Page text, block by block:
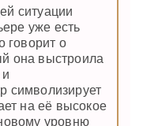
ситуации
уже есть
говорит о
она выстроила
символизирует
на её высокое
уровню